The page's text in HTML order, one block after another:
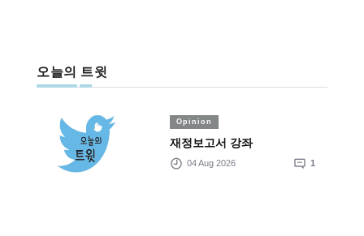
오늘의 트윗
Opinion
재정보고서 강좌
04 Aug 2026 1